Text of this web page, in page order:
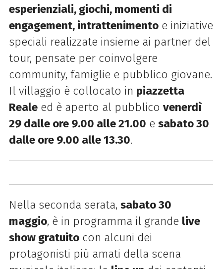
esperienziali, giochi, momenti di
engagement, intrattenimentoe iniziative
speciali realizzate insieme ai partner del
tour, pensate per coinvolgere
community, famiglie e pubblico giovane.
Il villaggio è collocato in piazzetta
Realeed è aperto al pubblico venerdì
29 dalle ore 9.00 alle 21.00 e sabato 30
dalle ore 9.00 alle 13.30.
Nella seconda serata, sabato 30
maggio, è in programma il grande live
show gratuitocon alcuni dei
protagonisti più amati della scena